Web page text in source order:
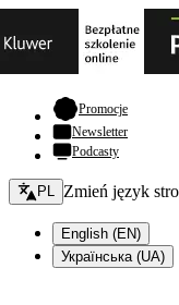
Promocje- otwiera
Newsletter
Podcasty
Zmień język - bieżący:
PL Zmień język
English (EN)
Українська (UA)